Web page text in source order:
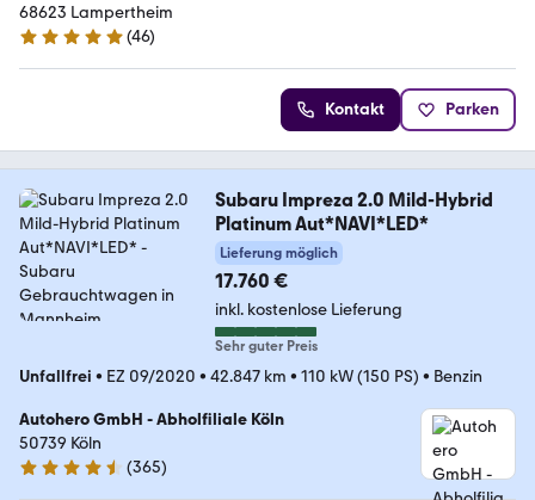
68623 Lampertheim
5 Sterne
(46)
Kontakt Parken
Subaru Impreza 2.0 Mild-Hybrid
Platinum Aut*NAVI*LED*
Lieferung möglich
17.760 €
inkl. kostenlose Lieferung
Sehr guter Preis
Unfallfrei • EZ 09/2020 • 42.847 km • 110 kW (150 PS) • Benzin
Autohero GmbH - Abholfiliale Köln
50739 Köln
4.6 Sterne
(365)